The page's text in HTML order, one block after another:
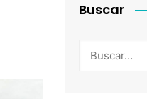
Buscar